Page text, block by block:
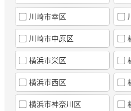
川崎市幸区
川崎市中原区
横浜市栄区
横浜市西区
横浜市神奈川区